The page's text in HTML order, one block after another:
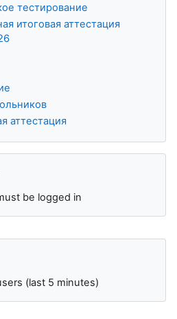
тестирование
итоговая аттестация
аттестация
be logged in
(last 5 minutes)